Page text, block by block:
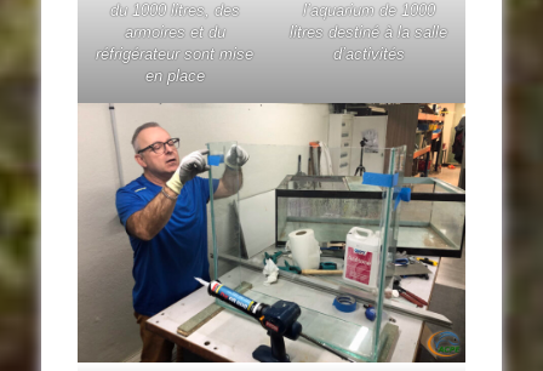
du 1000 litres, des
armoires et du
réfrigérateur sont mise
en place
l’aquarium de 1000
litres destiné à la salle
d’activités